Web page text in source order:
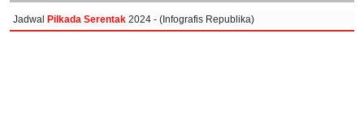
Jadwal Pilkada Serentak 2024 - (Infografis Republika)